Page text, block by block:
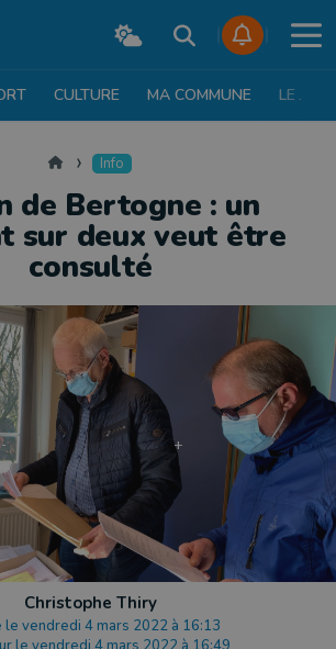
CULTURE MA COMMUNE LE JT
Accueil Info
de Bertogne : un
sur deux veut être
consulté
Christophe Thiry
le vendredi 4 mars 2022 à 16:13